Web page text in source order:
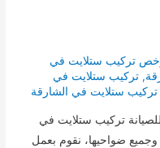
تركيب ستلايت في
,تركيب ستلايت في
ستلايت في الشارقة
تركيب ستلايت في
ضواحيها، نقوم بعمل